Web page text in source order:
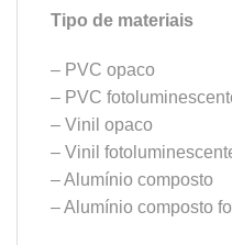
Tipo de materiais
– PVC opaco
– PVC
– Vinil opaco
– Vinil
– Alumínio composto
– Alumínio composto